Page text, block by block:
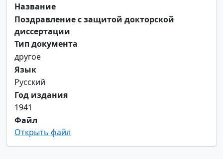
Название
Поздравление с защитой докторской
диссертации
Тип документа
другое
Язык
Русский
Год издания
1941
Файл
Открыть файл